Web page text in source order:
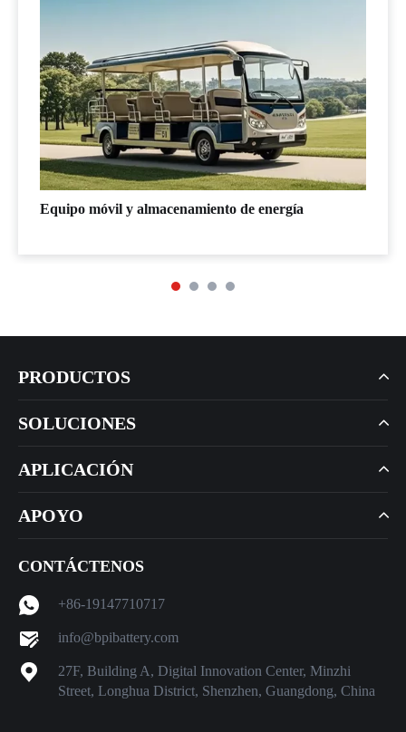
Equipo móvil y almacenamiento de energía
PRODUCTOS
SOLUCIONES
APLICACIÓN
APOYO
CONTÁCTENOS
+86-19147710717
info@bpibattery.com
27F, Building A, Digital Innovation Center, Minzhi
Street, Longhua District, Shenzhen, Guangdong, China